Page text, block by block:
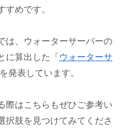
めです。
は、ウォーターサーバーの
に算出した「ウォーターサ
発表しています。
際はこちらもぜひご参考い
択肢を見つけてみてくださ